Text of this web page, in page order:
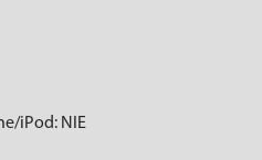
iPod: NIE